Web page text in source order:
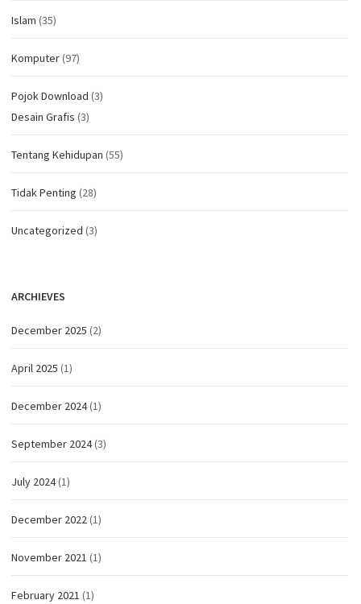
Islam (35)
Komputer(97)
Pojok Download (3)
Desain Grafis (3)
Tentang Kehidupan (55)
Tidak Penting (28)
Uncategorized (3)
ARCHIEVES
December 2025 (2)
April 2025 (1)
December 2024(1)
September 2024(3)
July 2024(1)
December 2022(1)
November 2021 (1)
February 2021 (1)